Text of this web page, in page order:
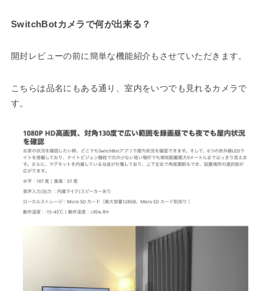
SwitchBotカメラで何が出来る？
開封レビューの前に簡単な機能紹介もさせていただきます。
こちらは品名にもある通り、室内をいつでも見れるカメラで
す。